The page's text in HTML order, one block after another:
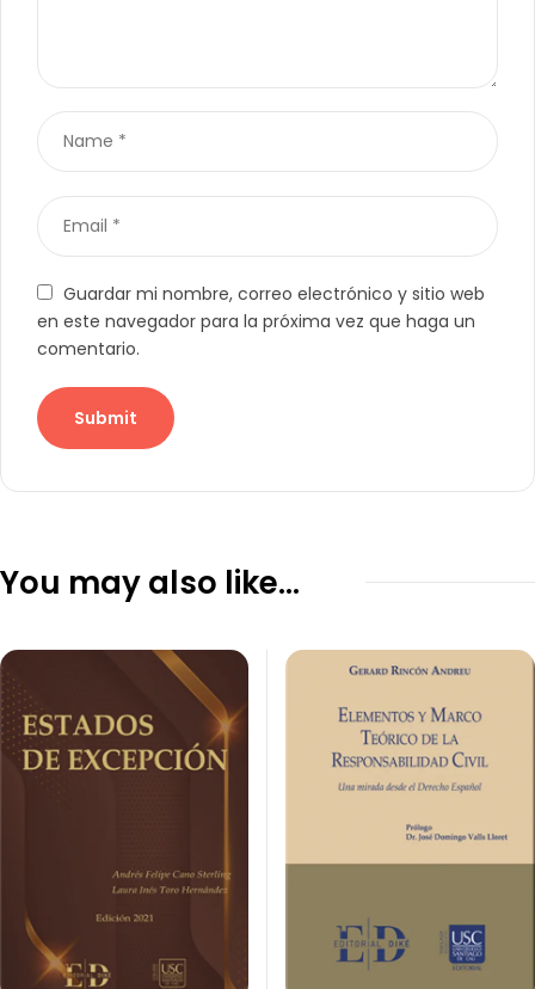
Guardar mi nombre, correo electrónico y sitio web
en este navegador para la próxima vez que haga un
comentario.
You may also like…